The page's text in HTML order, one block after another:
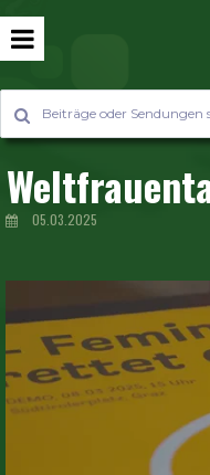
05.03.2025